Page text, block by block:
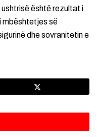
është rezultat i
mbështetjes së
dhe sovranitetin e